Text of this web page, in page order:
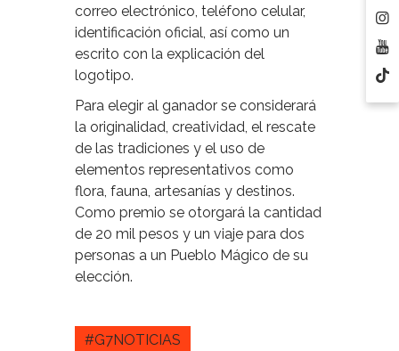
correo electrónico, teléfono celular,
identificación oficial, así como un
escrito con la explicación del
logotipo.
Para elegir al ganador se considerará
la originalidad, creatividad, el rescate
de las tradiciones y el uso de
elementos representativos como
flora, fauna, artesanías y destinos.
Como premio se otorgará la cantidad
de 20 mil pesos y un viaje para dos
personas a un Pueblo Mágico de su
elección.
#G7NOTICIAS